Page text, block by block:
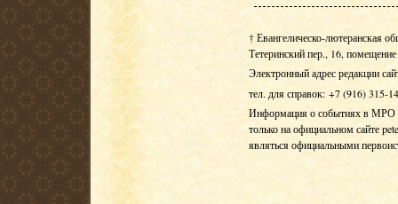
† Евангелическо-лютеранская
Тетеринский пер., 16,
Электронный адрес редакции
тел. для справок: +7 (916) 315-
Информация о событиях в МРО
только на официальном сайте
являться официальными